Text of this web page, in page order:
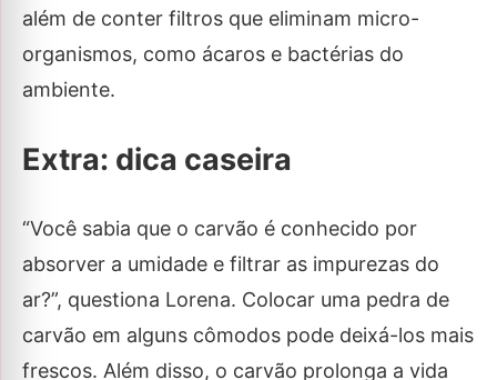
além de conter filtros que eliminam micro-
organismos, como ácaros e bactérias do
ambiente.
Extra: dica caseira
“Você sabia que o carvão é conhecido por
absorver a umidade e filtrar as impurezas do
ar?”, questiona Lorena. Colocar uma pedra de
carvão em alguns cômodos pode deixá-los mais
frescos. Além disso, o carvão prolonga a vida